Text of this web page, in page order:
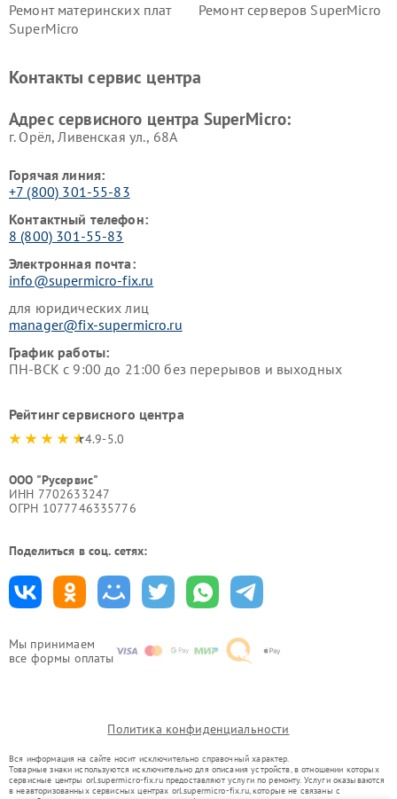
Мы принимаем
все формы оплаты
Ремонт материнских плат
SuperMicro
Ремонт серверов SuperMicro
Контакты сервис центра
Адрес сервисного центра SuperMicro:
г. Орёл, Ливенская ул., 68А
Горячая линия:
+7 (800) 301-55-83
Контактный телефон:
8 (800) 301-55-83
Электронная почта:
info@supermicro-fix.ru
для юридических лиц
manager@fix-supermicro.ru
График работы:
ПН-ВСК с 9:00 до 21:00 без перерывов и выходных
Рейтинг сервисного центра
4.9-5.0
ООО "Русервис"
ИНН 7702633247
ОГРН 1077746335776
Поделиться в соц. сетях:
Политика конфиденциальности
Вся информация на сайте носит исключительно справочный характер.
Товарные знаки используются исключительно для описания устройств, в отношении которых
сервисные центры orl.supermicro-fix.ru предоставляют услуги по ремонту. Услуги оказываются
в неавторизованных сервисных центрах orl.supermicro-fix.ru, которые не связаны с